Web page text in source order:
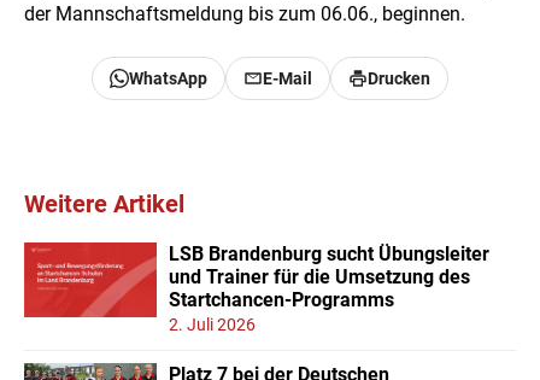
der Mannschaftsmeldung bis zum 06.06., beginnen.
WhatsApp E-Mail Drucken
Weitere Artikel
LSB Brandenburg sucht Übungsleiter
und Trainer für die Umsetzung des
Startchancen-Programms
2. Juli 2026
Platz 7 bei der Deutschen